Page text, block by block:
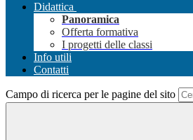
Didattica
Panoramica
Offerta formativa
I progetti delle classi
Info utili
Contatti
Campo di ricerca per le pagine del sito